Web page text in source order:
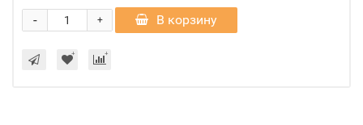
+
- В корзину